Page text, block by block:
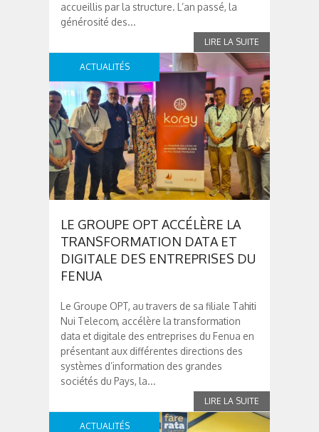
accueillis par la structure. L’an passé, la
générosité des...
ACTUALITÉS
LE GROUPE OPT ACCÉLÈRE LA
TRANSFORMATION DATA ET
DIGITALE DES ENTREPRISES DU
FENUA
Le Groupe OPT, au travers de sa filiale Tahiti
Nui Telecom, accélère la transformation
data et digitale des entreprises du Fenua en
présentant aux différentes directions des
systèmes d’information des grandes
sociétés du Pays, la...
ACTUALITÉS